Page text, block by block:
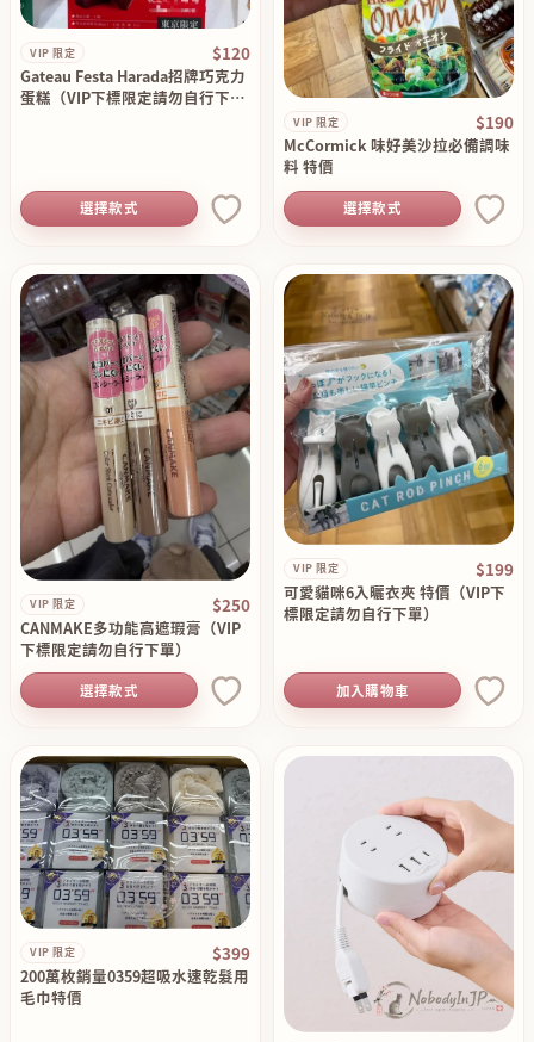
VIP 限定 $120
Gateau Festa Harada招牌巧克力
蛋糕（VIP下標限定請勿自行下單
選擇款式
VIP 限定 $190
McCormick 味好美沙拉必備調味
料 特價
選擇款式
VIP 限定 $250
CANMAKE多功能高遮瑕膏（VIP
下標限定請勿自行下單）
選擇款式
VIP 限定 $199
可愛貓咪6入曬衣夾 特價（VIP下
標限定請勿自行下單）
加入購物車
VIP 限定 $399
200萬枚銷量0359超吸水速乾髮用
毛巾特價